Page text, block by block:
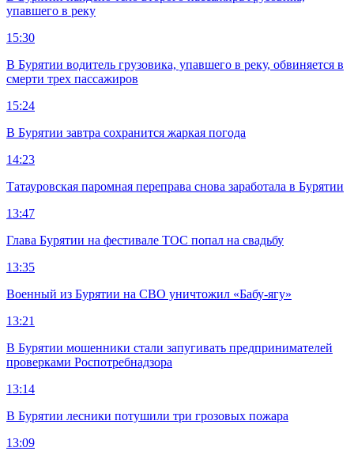
упавшего в реку
15:30
В Бурятии водитель грузовика, упавшего в реку, обвиняется в
смерти трех пассажиров
15:24
В Бурятии завтра сохранится жаркая погода
14:23
Татауровская паромная переправа снова заработала в Бурятии
13:47
Глава Бурятии на фестивале ТОС попал на свадьбу
13:35
Военный из Бурятии на СВО уничтожил «Бабу-ягу»
13:21
В Бурятии мошенники стали запугивать предпринимателей
проверками Роспотребнадзора
13:14
В Бурятии лесники потушили три грозовых пожара
13:09